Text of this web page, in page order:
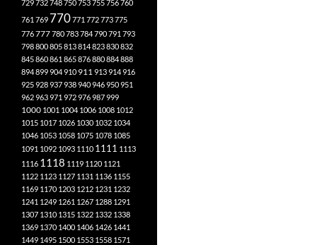
729732748750753755756760
761 769 770771 772773775
776777780783784790791 793
798800805813814823830832
845860861 865876880884888
894899904910 911 913914916
925928937938940946950951
962963971 972976987999
1000 1001 1004 1006 1008 1012
1015 1017 1026 1030 1032 1034
1046 1053 1058 1075 1078 1085
1091 1092 1093 1110 1111 1113
1116 1118 1119 1120 1121
1122 1123 1127 1131 1136 1155
1169 1170 1203 1212 1231 1232
1241 1249 1261 1267 1288 1291
1307 1310 1315 1322 1332 1338
1369 1370 1400 1406 1426 1441
1449 1495 1500 1553 1558 1571